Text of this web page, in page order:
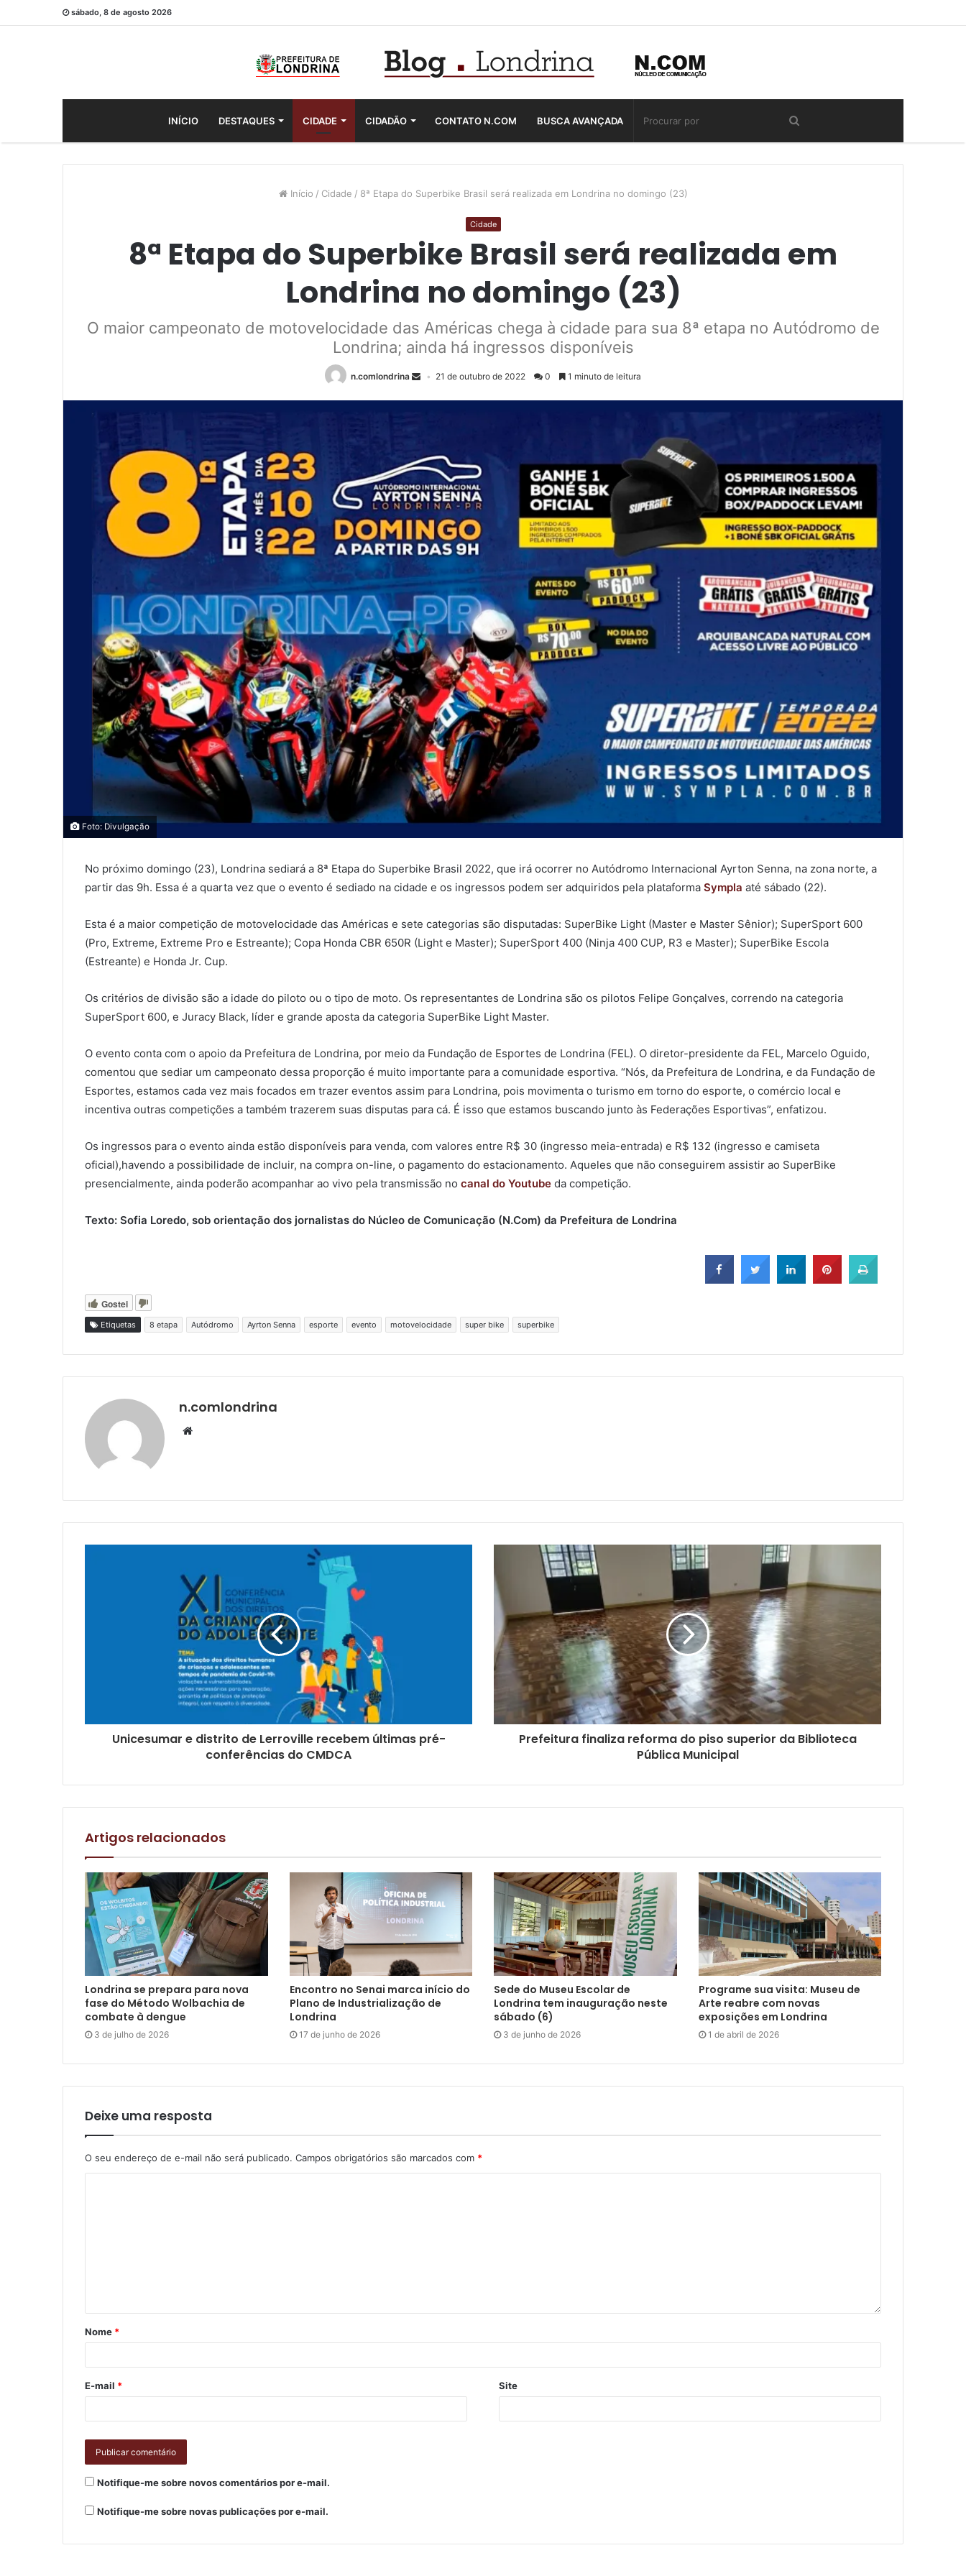
sábado, 8 de agosto 2026
INÍCIO DESTAQUES CIDADE CIDADÃO CONTATO N.COM BUSCA AVANÇADA
Início / Cidade / 8ª Etapa do Superbike Brasil será realizada em Londrina no domingo (23)
Cidade
8ª Etapa do Superbike Brasil será realizada em
Londrina no domingo (23)
O maior campeonato de motovelocidade das Américas chega à cidade para sua 8ª etapa no Autódromo de
Londrina; ainda há ingressos disponíveis
n.comlondrina 21 de outubro de 2022 0 1 minuto de leitura
Foto: Divulgação
No próximo domingo (23), Londrina sediará a 8ª Etapa do Superbike Brasil 2022, que irá ocorrer no Autódromo Internacional Ayrton Senna, na zona norte, a
partir das 9h. Essa é a quarta vez que o evento é sediado na cidade e os ingressos podem ser adquiridos pela plataforma Sympla até sábado (22).
Esta é a maior competição de motovelocidade das Américas e sete categorias são disputadas: SuperBike Light (Master e Master Sênior); SuperSport 600
(Pro, Extreme, Extreme Pro e Estreante); Copa Honda CBR 650R (Light e Master); SuperSport 400 (Ninja 400 CUP, R3 e Master); SuperBike Escola
(Estreante) e Honda Jr. Cup.
Os critérios de divisão são a idade do piloto ou o tipo de moto. Os representantes de Londrina são os pilotos Felipe Gonçalves, correndo na categoria
SuperSport 600, e Juracy Black, líder e grande aposta da categoria SuperBike Light Master.
O evento conta com o apoio da Prefeitura de Londrina, por meio da Fundação de Esportes de Londrina (FEL). O diretor-presidente da FEL, Marcelo Oguido,
comentou que sediar um campeonato dessa proporção é muito importante para a comunidade esportiva. “Nós, da Prefeitura de Londrina, e da Fundação de
Esportes, estamos cada vez mais focados em trazer eventos assim para Londrina, pois movimenta o turismo em torno do esporte, o comércio local e
incentiva outras competições a também trazerem suas disputas para cá. É isso que estamos buscando junto às Federações Esportivas”, enfatizou.
Os ingressos para o evento ainda estão disponíveis para venda, com valores entre R$ 30 (ingresso meia-entrada) e R$ 132 (ingresso e camiseta
oficial),havendo a possibilidade de incluir, na compra on-line, o pagamento do estacionamento. Aqueles que não conseguirem assistir ao SuperBike
presencialmente, ainda poderão acompanhar ao vivo pela transmissão no canal do Youtube da competição.
Texto: Sofia Loredo, sob orientação dos jornalistas do Núcleo de Comunicação (N.Com) da Prefeitura de Londrina
Gostei
Etiquetas 8 etapa Autódromo Ayrton Senna esporte evento motovelocidade super bike superbike
n.comlondrina
Website
Unicesumar e distrito de Lerroville recebem últimas pré-
conferências do CMDCA
Prefeitura finaliza reforma do piso superior da Biblioteca
Pública Municipal
Artigos relacionados
Londrina se prepara para nova
fase do Método Wolbachia de
combate à dengue
3 de julho de 2026
Encontro no Senai marca início do
Plano de Industrialização de
Londrina
17 de junho de 2026
Sede do Museu Escolar de
Londrina tem inauguração neste
sábado (6)
3 de junho de 2026
Programe sua visita: Museu de
Arte reabre com novas
exposições em Londrina
1 de abril de 2026
Deixe uma resposta
O seu endereço de e-mail não será publicado. Campos obrigatórios são marcados com *
Nome *
E-mail * Site
Notifique-me sobre novos comentários por e-mail.
Notifique-me sobre novas publicações por e-mail.